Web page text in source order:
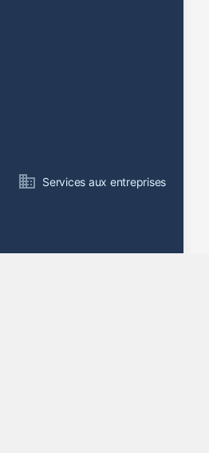
Services aux entreprises